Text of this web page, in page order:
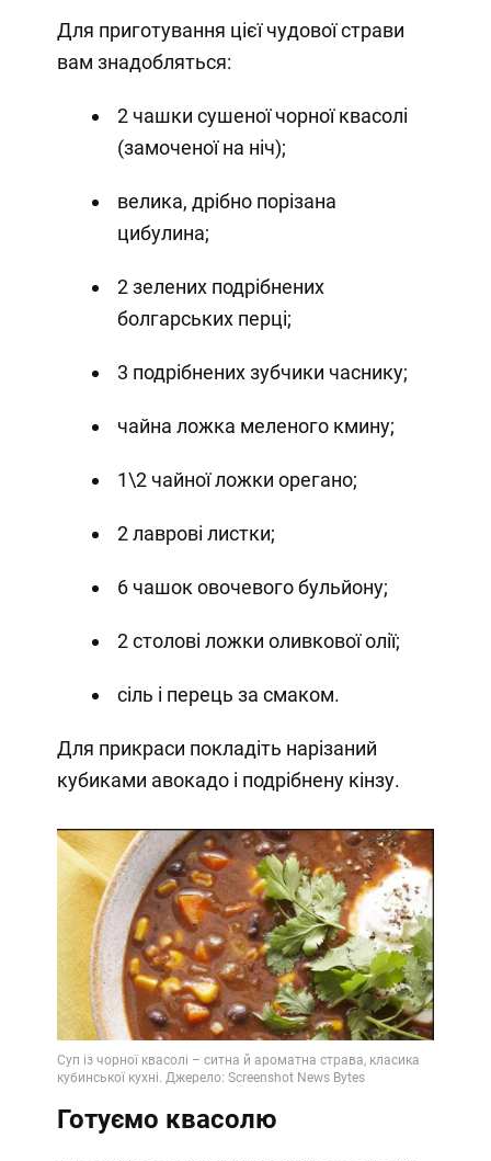
Для приготування цієї чудової страви
вам знадобляться:
2 чашки сушеної чорної квасолі
(замоченої на ніч);
велика, дрібно порізана
цибулина;
2 зелених подрібнених
болгарських перці;
3 подрібнених зубчики часнику;
чайна ложка меленого кмину;
1\2 чайної ложки орегано;
2 лаврові листки;
6 чашок овочевого бульйону;
2 столові ложки оливкової олії;
сіль і перець за смаком.
Для прикраси покладіть нарізаний
кубиками авокадо і подрібнену кінзу.
Готуємо квасолю